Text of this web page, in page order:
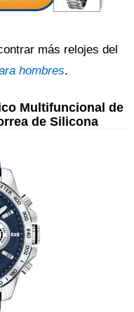
más relojes del
hombres.
Multifuncional de
de Silicona